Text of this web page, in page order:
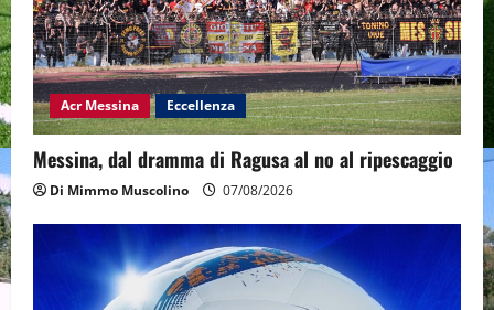
Acr Messina Eccellenza
Messina, dal dramma di Ragusa al no al ripescaggio
Di Mimmo Muscolino 07/08/2026